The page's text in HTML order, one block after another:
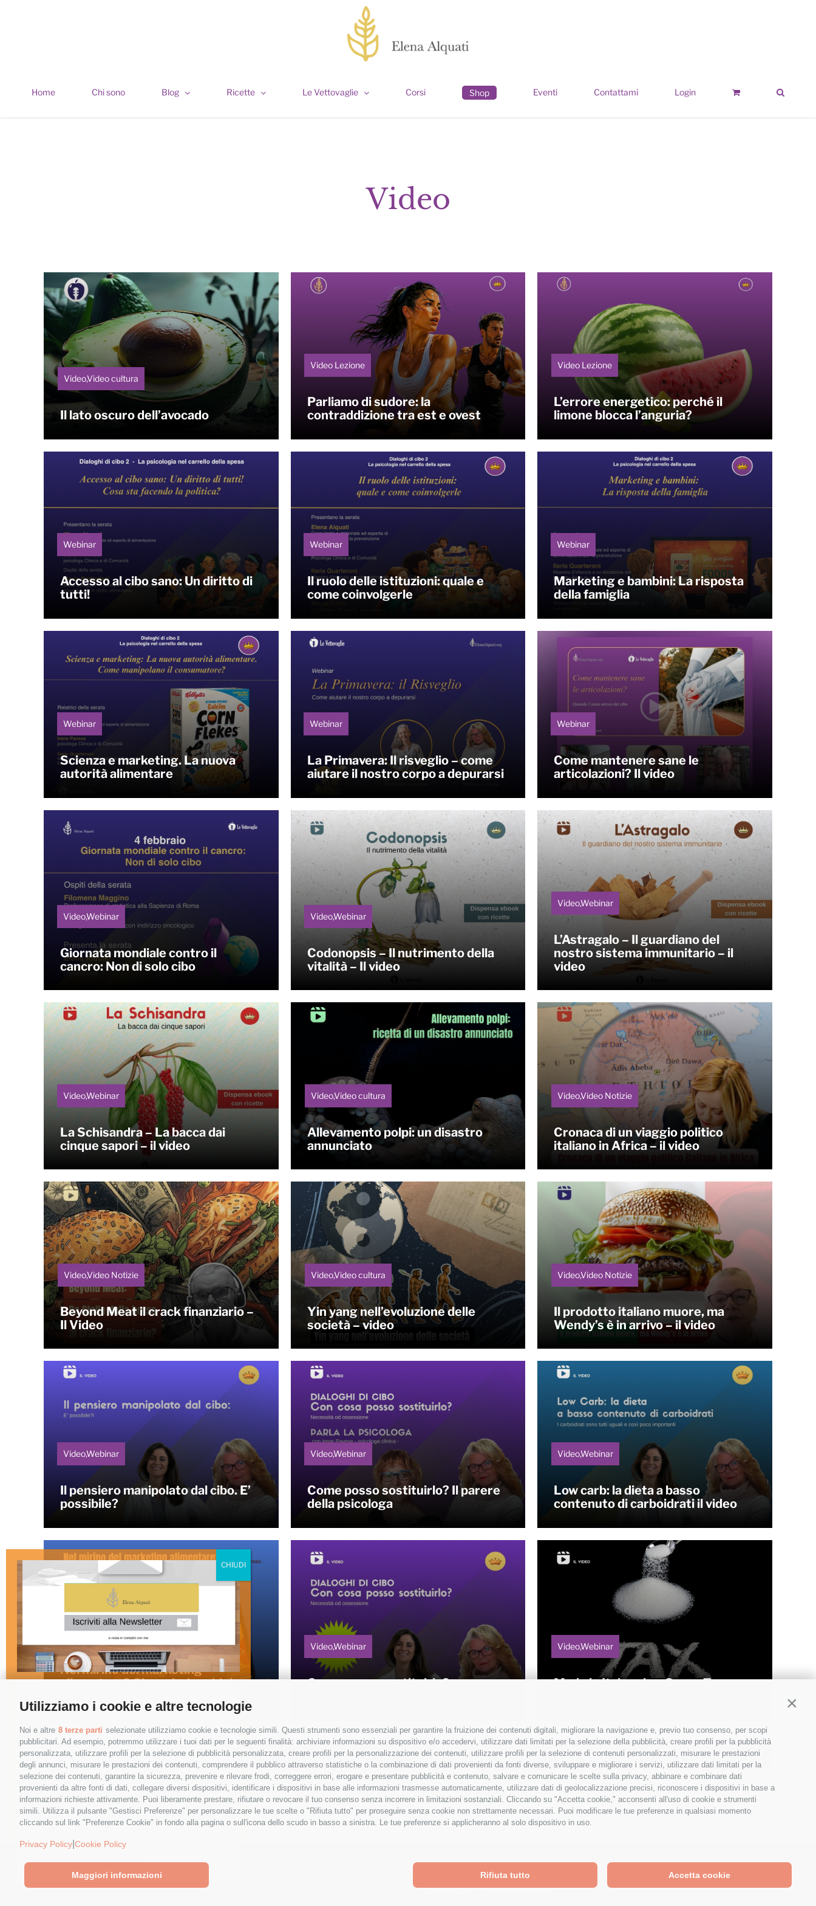
Utilizziamo i cookie e altre tecnologie
Noi e altre 8 terze parti selezionate utilizziamo cookie e tecnologie simili. Questi strumenti sono essenziali per garantire la fruizione dei contenuti digitali, migliorare la navigazione e, previo tuo consenso, per scopi
pubblicitari. Ad esempio, potremmo utilizzare i tuoi dati per le seguenti finalità: archiviare informazioni su dispositivo e/o accedervi, utilizzare dati limitati per la selezione della pubblicità, creare profili per la pubblicità
personalizzata, utilizzare profili per la selezione di pubblicità personalizzata, creare profili per la personalizzazione dei contenuti, utilizzare profili per la selezione di contenuti personalizzati, misurare le prestazioni
degli annunci, misurare le prestazioni dei contenuti, comprendere il pubblico attraverso statistiche o la combinazione di dati provenienti da fonti diverse, sviluppare e migliorare i servizi, utilizzare dati limitati per la
selezione dei contenuti, garantire la sicurezza, prevenire e rilevare frodi, correggere errori, erogare e presentare pubblicità e contenuto, salvare e comunicare le scelte sulla privacy, abbinare e combinare dati
provenienti da altre fonti di dati, collegare diversi dispositivi, identificare i dispositivi in base alle informazioni trasmesse automaticamente, utilizzare dati di geolocalizzazione precisi, riconoscere i dispositivi in base a
informazioni richieste attivamente. Puoi liberamente prestare, rifiutare o revocare il tuo consenso senza incorrere in limitazioni sostanziali. Cliccando su "Accetta cookie," acconsenti all'uso di cookie e strumenti
simili. Utilizza il pulsante "Gestisci Preferenze" per personalizzare le tue scelte o "Rifiuta tutto" per proseguire senza cookie non strettamente necessari. Puoi modificare le tue preferenze in qualsiasi momento
cliccando sul link "Preferenze Cookie" in fondo alla pagina o sull'icona dello scudo in basso a sinistra. Le tue preferenze si applicheranno al solo dispositivo in uso.
Privacy Policy Cookie Policy
Accetta cookie
Rifiuta tutto
Maggiori informazioni
Home Chi sono Blog Ricette Le Vettovaglie Corsi Shop Eventi Contattami Login
Video
Video,Video cultura
Il lato oscuro dell’avocado
Video Lezione
Parliamo di sudore: la
contraddizione tra est e ovest
Video Lezione
L’errore energetico: perché il
limone blocca l’anguria?
Webinar
Accesso al cibo sano: Un diritto di
tutti!
Webinar
Il ruolo delle istituzioni: quale e
come coinvolgerle
Webinar
Marketing e bambini: La risposta
della famiglia
Webinar
Scienza e marketing. La nuova
autorità alimentare
Webinar
La Primavera: Il risveglio – come
aiutare il nostro corpo a depurarsi
Webinar
Come mantenere sane le
articolazioni? Il video
Video,Webinar
Giornata mondiale contro il
cancro: Non di solo cibo
Video,Webinar
Codonopsis – Il nutrimento della
vitalità – Il video
Video,Webinar
L’Astragalo – Il guardiano del
nostro sistema immunitario – il
video
Video,Webinar
La Schisandra – La bacca dai
cinque sapori – il video
Video,Video cultura
Allevamento polpi: un disastro
annunciato
Video,Video Notizie
Cronaca di un viaggio politico
italiano in Africa – il video
Video,Video Notizie
Beyond Meat il crack finanziario –
Il Video
Video,Video cultura
Yin yang nell’evoluzione delle
società – video
Video,Video Notizie
Il prodotto italiano muore, ma
Wendy’s è in arrivo – il video
Video,Webinar
Il pensiero manipolato dal cibo. E’
possibile?
Video,Webinar
Come posso sostituirlo? Il parere
della psicologa
Video,Webinar
Low carb: la dieta a basso
contenuto di carboidrati il video
Video,Video Notizie
Nel mirino del marketing
alimentare? Giovani e bambini –
Video,Webinar
Come posso sostituirlo?
Video,Webinar
Made in Italy salvo: Sugar Tax
LOAD MORE ARTICOLI
© 2023 - Pubblicato da Elena Alquati - area comunicazione e direzione artistica
Sede Legale: Via Val di Ledro, 11 - 20162 Milano - Sede Operativa: Via Marconi, 50 - 27030 Rosasco (PV)
Privacy Policy-Cookie Policy-Preferenze Cookie
Nome*
Email*
Cliccando sul tasto "Iscriviti" dichiari di
accettare, aver letto e compreso
l'Informativa sulla Privacy